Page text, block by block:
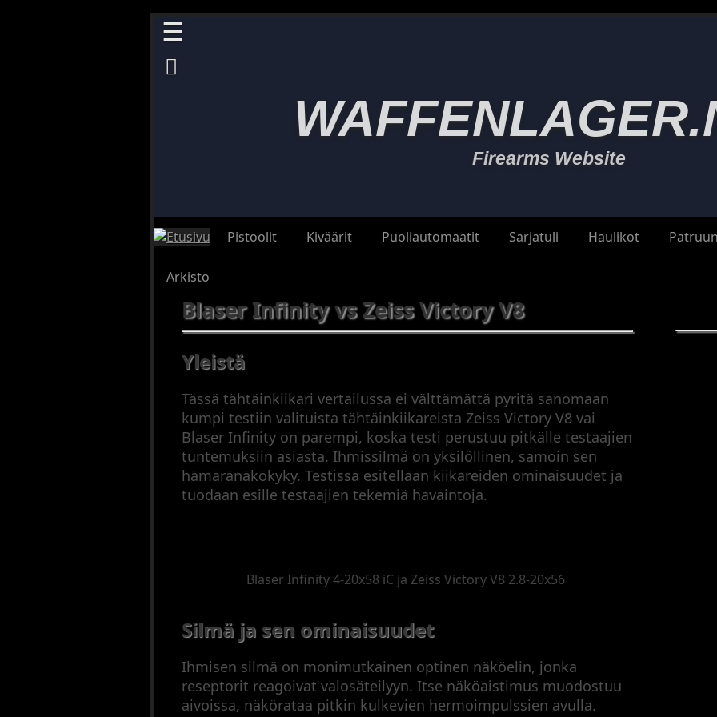
☰

Firearms Website
Pistoolit Kiväärit Puoliautomaatit Sarjatuli Haulikot
Arkisto
Blaser Infinity vs Zeiss Victory V8
Yleistä
Tässä tähtäinkiikari vertailussa ei välttämättä pyritä sanomaan
kumpi testiin valituista tähtäinkiikareista Zeiss Victory V8 vai
Blaser Infinity on parempi, koska testi perustuu pitkälle testaajien
tuntemuksiin asiasta. Ihmissilmä on yksilöllinen, samoin sen
hämäränäkökyky. Testissä esitellään kiikareiden ominaisuudet ja
tuodaan esille testaajien tekemiä havaintoja.
Blaser Infinity 4-20x58 iC ja Zeiss Victory V8 2.8-20x56
Silmä ja sen ominaisuudet
Ihmisen silmä on monimutkainen optinen näköelin, jonka
reseptorit reagoivat valosäteilyyn. Itse näköaistimus muodostuu
aivoissa, näkörataa pitkin kulkevien hermoimpulssien avulla.